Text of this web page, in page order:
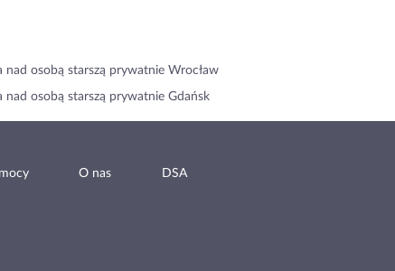
nad osobą starszą prywatnie Wrocław
nad osobą starszą prywatnie Gdańsk
O nas DSA